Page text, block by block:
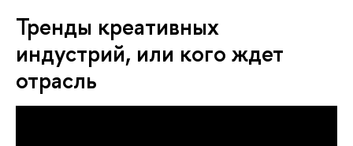
Тренды креативных
индустрий, или кого ждет
отрасль